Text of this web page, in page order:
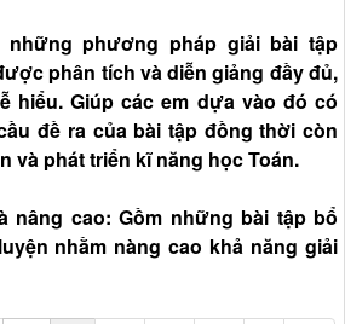
phương pháp giải bài tập
phân tích và diễn giảng đầy đủ,
hiểu. Giúp các em dựa vào đó có
đề ra của bài tập đồng thời còn
và phát triển kĩ năng học Toán.
nâng cao: Gồm những bài tập bổ
nhằm nàng cao khả năng giải